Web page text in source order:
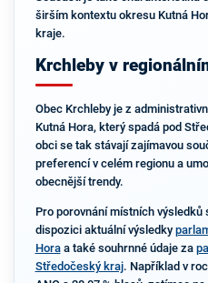
širším kontextu okresu Kutná
kraje.
Krchleby v
Obec Krchleby je z
Kutná Hora, který spadá pod
obci se tak stávají zajímavou
preferencí v celém regionu a
obecnější trendy.
Pro porovnání místních
dispozici aktuální výsledky
Horaa také souhrnné údaje za
Středočeský kraj. Například v